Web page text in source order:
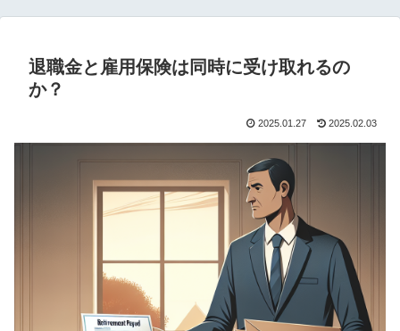
退職金と雇用保険は同時に受け取れるの
か？
2025.01.27 2025.02.03